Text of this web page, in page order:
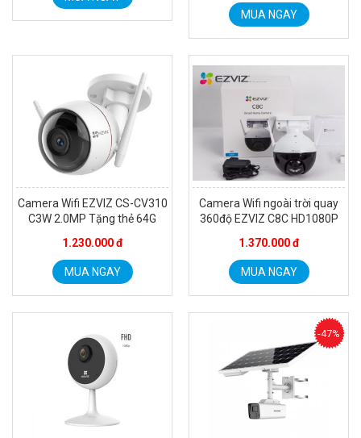
MUA NGAY
Camera Wifi EZVIZ CS-CV310
C3W 2.0MP Tặng thẻ 64G
1.230.000 đ
MUA NGAY
Camera Wifi ngoài trời quay
360độ EZVIZ C8C HD1080P
1.370.000 đ
MUA NGAY
-47%